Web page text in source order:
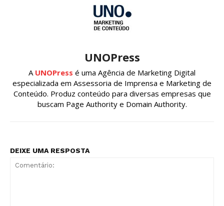
UNOPress
A UNOPress é uma Agência de Marketing Digital
especializada em Assessoria de Imprensa e Marketing de
Conteúdo. Produz conteúdo para diversas empresas que
buscam Page Authority e Domain Authority.
DEIXE UMA RESPOSTA